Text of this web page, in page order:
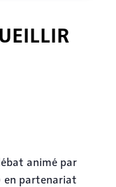
animé par
en partenariat